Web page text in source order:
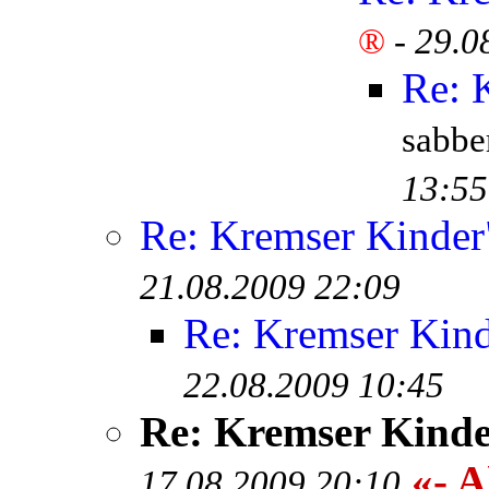
® -
Re:
13:55
Re: Kremser
21.08.2009 22:09
Re: Kremser
22.08.2009 10:45
Re: Kremser